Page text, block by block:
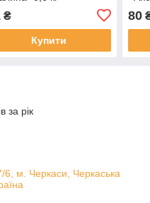
₴
Купити
80
за рік
6, м. Черкаси, Черкаська